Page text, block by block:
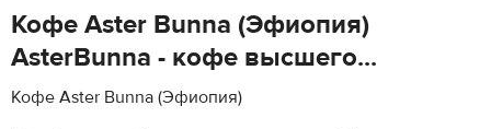
Кофе Aster Bunna (Эфиопия)
AsterBunna - кофе высшего...
Кофе Aster Bunna (Эфиопия)